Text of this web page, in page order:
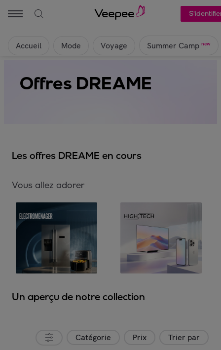
Accueil Mode Voyage Summer Camp new
Offres DREAME
Les offres DREAME en cours
Vous allez adorer
Un aperçu de notre collection
Catégorie Prix Trier par